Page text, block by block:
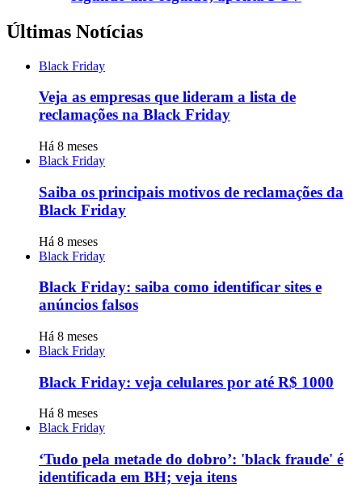
Últimas Notícias
Black Friday
Veja as empresas que lideram a lista de
reclamações na Black Friday
Há 8 meses
Black Friday
Saiba os principais motivos de reclamações da
Black Friday
Há 8 meses
Black Friday
Black Friday: saiba como identificar sites e
anúncios falsos
Há 8 meses
Black Friday
Black Friday: veja celulares por até R$ 1000
Há 8 meses
Black Friday
‘Tudo pela metade do dobro’: 'black fraude' é
identificada em BH; veja itens